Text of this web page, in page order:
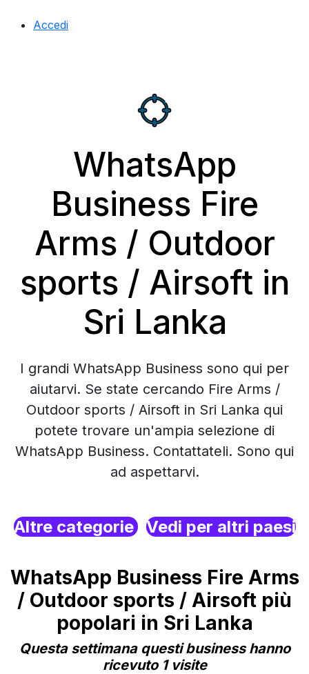
Accedi
WhatsApp
Business Fire
Arms / Outdoor
sports / Airsoft in
Sri Lanka
I grandi WhatsApp Business sono qui per
aiutarvi. Se state cercando Fire Arms /
Outdoor sports / Airsoft in Sri Lanka qui
potete trovare un'ampia selezione di
WhatsApp Business. Contattateli. Sono qui
ad aspettarvi.
Altre categorie Vedi per altri paesi
WhatsApp Business Fire Arms
/ Outdoor sports / Airsoft più
popolari in Sri Lanka
Questa settimana questi business hanno
ricevuto 1 visite